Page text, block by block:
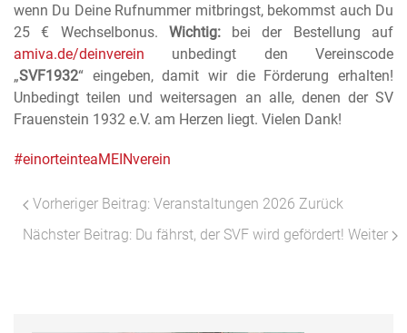
wenn Du Deine Rufnummer mitbringst, bekommst auch Du
25 € Wechselbonus. Wichtig:bei der Bestellung auf
amiva.de/deinverein unbedingt den Vereinscode
„SVF1932“ eingeben, damit wir die Förderung erhalten!
Unbedingt teilen und weitersagen an alle, denen der SV
Frauenstein 1932 e.V. am Herzen liegt. Vielen Dank!
#einorteinteaMEINverein
Vorheriger Beitrag: Veranstaltungen 2026 Zurück
Nächster Beitrag: Du fährst, der SVF wird gefördert! Weiter